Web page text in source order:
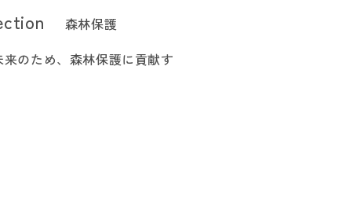
森林保護
のため、森林保護に貢献す